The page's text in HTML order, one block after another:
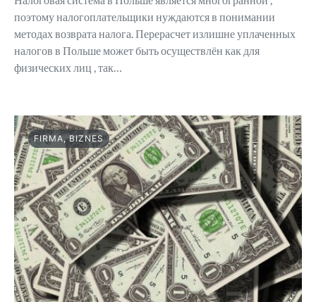
поэтому налогоплательщики нуждаются в понимании
методах возврата налога. Перерасчет излишне уплаченных
налогов в Польше может быть осуществлён как для
физических лиц , так…
FIRMA, BIZNES